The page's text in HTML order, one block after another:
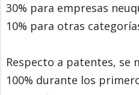
30% para empresas
10% para otras
Respecto a patentes, se
100% durante los